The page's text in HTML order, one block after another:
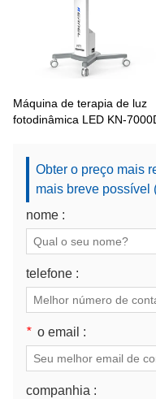
Máquina de terapia de luz
fotodinâmica LED KN-
Obter o preço mais
mais breve possível
nome :
telefone :
* o email :
companhia :